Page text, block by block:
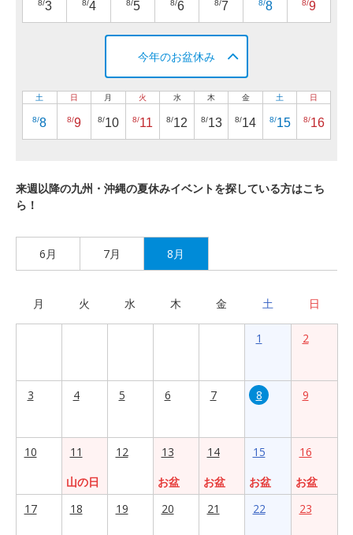
8/3 8/4 8/5 8/6 8/7 8/8 8/9
今年のお盆休み
土
8/8
日
8/9
月
8/10
火
8/11
水
8/12
木
8/13
金
8/14
土
8/15
日
8/16
来週以降の九州・沖縄の夏休みイベントを探している方はこち
ら！
6月 7月 8月
月 火 水 木 金 土 日
1 2
3 4 5 6 7 8 9
10
11
山の日
12
13
お盆
14
お盆
15
お盆
16
お盆
17
18 19 20 21 22 23